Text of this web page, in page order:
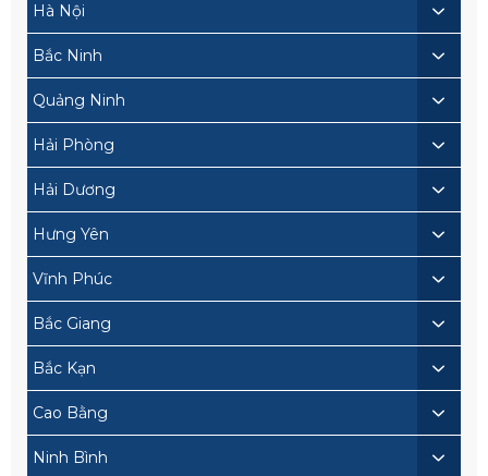
Hà Nội
Bắc Ninh
Quảng Ninh
Hải Phòng
Hải Dương
Hưng Yên
Vĩnh Phúc
Bắc Giang
Bắc Kạn
Cao Bằng
Ninh Bình